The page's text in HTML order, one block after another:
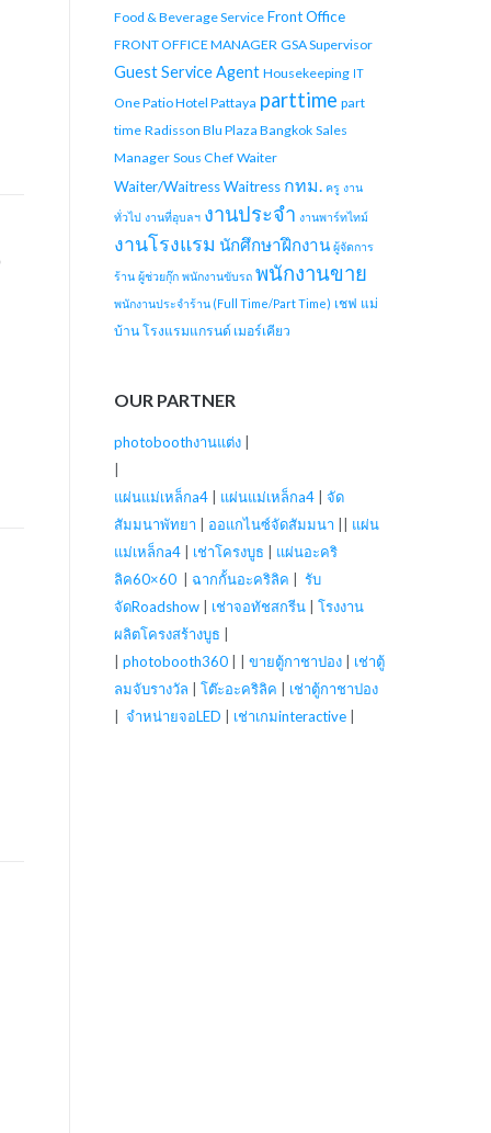
Food & Beverage Service Front Office
FRONT OFFICE MANAGER GSA Supervisor
Guest Service Agent Housekeeping IT
One Patio Hotel Pattaya parttime part
time Radisson Blu Plaza Bangkok Sales
Manager Sous Chef Waiter
Waiter/Waitress Waitress กทม. ครู งาน
ทั่วไป งานที่อุบลฯ งานประจำ งานพาร์ทไทม์
งานโรงแรม นักศึกษาฝึกงาน ผู้จัดการ
ร้าน ผู้ช่วยกุ๊ก พนักงานขับรถ พนักงานขาย
พนักงานประจำร้าน (Full Time/Part Time) เชฟ แม่
บ้าน โรงแรมแกรนด์ เมอร์เคียว
OUR PARTNER
photoboothงานแต่ง|
แผ่นแม่เหล็กa4| แผ่นแม่เหล็กa4| จัด
สัมมนาพัทยา
ออแกไนซ์จัดสัมมนา
แผ่น
แม่เหล็กa4| เช่าโครงบูธ
แผ่นอะคริ
ลิค60×60| ฉากกั้นอะคริลิค
รับ
จัดRoadshow| เช่าจอทัชสกรีน| โรงงาน
ผลิตโครงสร้างบูธ
photobooth360| | ขายตู้กาชาปอง| เช่าตู้
ลมจับรางวัล
โต๊ะอะคริลิค
เช่าตู้กาชาปอง
จำหน่ายจอLED เช่าเกมinteractive|